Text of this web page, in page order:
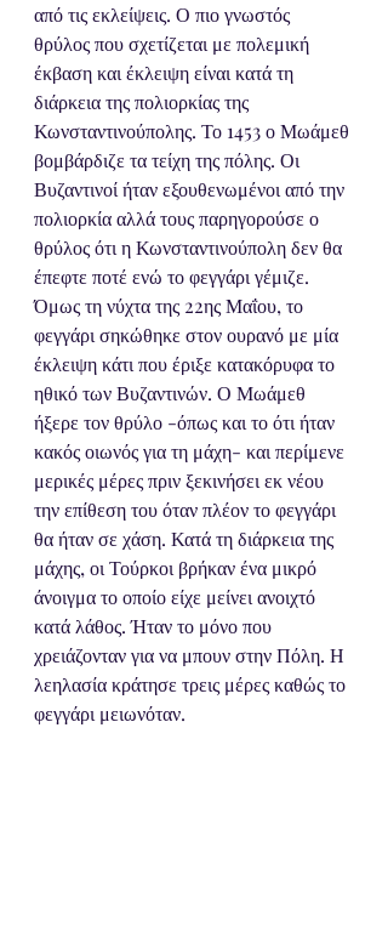
από τις εκλείψεις. Ο πιο γνωστός
θρύλος που σχετίζεται με πολεμική
έκβαση και έκλειψη είναι κατά τη
διάρκεια της πολιορκίας της
Κωνσταντινούπολης. Το 1453 ο Μωάμεθ
βομβάρδιζε τα τείχη της πόλης. Οι
Βυζαντινοί ήταν εξουθενωμένοι από την
πολιορκία αλλά τους παρηγορούσε ο
θρύλος ότι η Κωνσταντινούπολη δεν θα
έπεφτε ποτέ ενώ το φεγγάρι γέμιζε.
Όμως τη νύχτα της 22ης Μαΐου, το
φεγγάρι σηκώθηκε στον ουρανό με μία
έκλειψη κάτι που έριξε κατακόρυφα το
ηθικό των Βυζαντινών. Ο Μωάμεθ
ήξερε τον θρύλο -όπως και το ότι ήταν
κακός οιωνός για τη μάχη- και περίμενε
μερικές μέρες πριν ξεκινήσει εκ νέου
την επίθεση του όταν πλέον το φεγγάρι
θα ήταν σε χάση. Κατά τη διάρκεια της
μάχης, οι Τούρκοι βρήκαν ένα μικρό
άνοιγμα το οποίο είχε μείνει ανοιχτό
κατά λάθος. Ήταν το μόνο που
χρειάζονταν για να μπουν στην Πόλη. Η
λεηλασία κράτησε τρεις μέρες καθώς το
φεγγάρι μειωνόταν.